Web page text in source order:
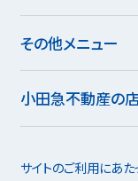
その他メニュー
小田急不動産の
サイトのご利用にあた